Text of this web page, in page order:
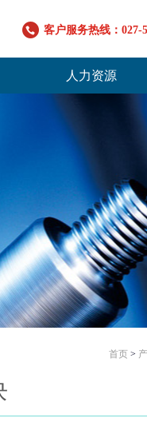
客户服务热线：027-
人力资源
首页 >